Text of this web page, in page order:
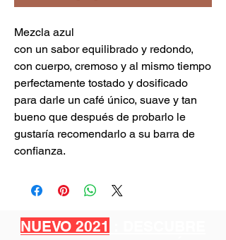
Mezcla azul
con un sabor equilibrado y redondo,
con cuerpo, cremoso y al mismo tiempo
perfectamente tostado y dosificado
para darle un café único, suave y tan
bueno que después de probarlo le
gustaría recomendarlo a su barra de
confianza.
NUEVO 2021